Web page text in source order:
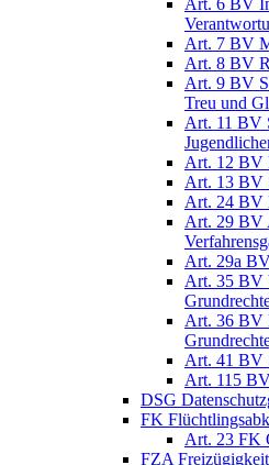
Art. 7 BV
Art. 8 BV
Art. 9 BV
Treu und
Art. 11 BV
Art. 12 BV
Art. 13 BV
Art. 24 BV
Art. 29 BV
Art. 29a
Art. 35 BV
Art. 36 BV
Art. 41 BV
Art. 115
DSG
FK
Art. 23 FK
FZA